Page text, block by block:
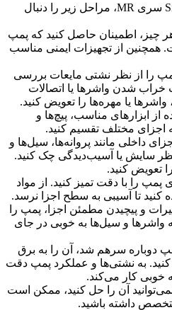
برای تعمیر پمپ طبقاتی Sistema سری MR، مراحل زیر را دنبال
چیز، اطمینان حاصل کنید که پمپ
از تجهیزات ایمنی مناسب
را از نظر نشتی مایعات بررسی
شدن واشرها یا اتصالات
یا مهره‌ها را تعویض کنید.
از ابزارهای مناسب، پیچ‌ها و
اجزای مختلف تقسیم کنید.
داخلی مانند پروانه‌ها، سیل‌ها و
نظر سایش یا آسیب‌دیدگی چک کنید.
تعویض کنید.
را با دقت تمیز کنید. از مواد
کنید تا آسیبی به سطح اجزا نرسد.
و پیچیدن مطمئن اجزا، پمپ را
واشرها و سیل‌ها به خوبی در جای
دوباره سرهم شد، آن را به برق
به نشتی‌ها و عملکرد پمپ دقت
خوبی کار می‌کند.
آن را حل کنید، ممکن است
داشته باشید.